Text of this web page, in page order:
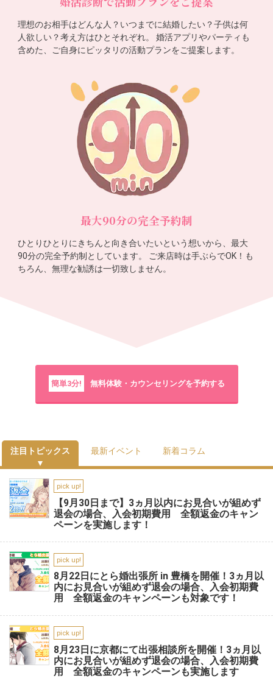
理想のお相手はどんな人？いつまでに結婚したい？子供は何
人欲しい？考え方はひとそれぞれ。 婚活アプリやパーティも
含めた、ご自身にピッタリの活動プランをご提案します。
最大90分の完全予約制
ひとりひとりにきちんと向き合いたいという想いから、最大
90分の完全予約制としています。 ご来店時は手ぶらでOK！も
ちろん、無理な勧誘は一切致しません。
簡単3分! 無料体験・カウンセリングを予約する
注目トピックス 最新イベント 新着コラム
pick up!
【9月30日まで】3ヵ月以内にお見合いが組めず
退会の場合、入会初期費用 全額返金のキャン
ペーンを実施します！
pick up!
8月22日にとら婚出張所 in 豊橋を開催！3ヵ月以
内にお見合いが組めず退会の場合、入会初期費
用 全額返金のキャンペーンも対象です！
pick up!
8月23日に京都にて出張相談所を開催！3ヵ月以
内にお見合いが組めず退会の場合、入会初期費
用 全額返金のキャンペーンも実施します